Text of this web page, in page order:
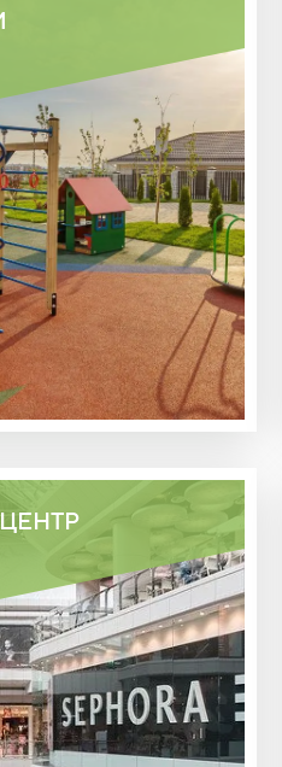
СОВРЕМЕННЫМИ
И
ЦЕНТР, В